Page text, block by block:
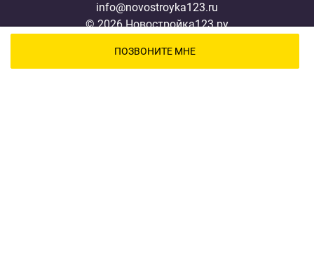
info@novostroyka123.ru
© 2026 Новостройка123.ру
ПОЗВОНИТЕ МНЕ